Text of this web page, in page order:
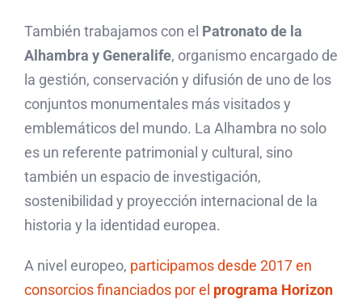
También trabajamos con el Patronato de la
Alhambra y Generalife, organismo encargado de
la gestión, conservación y difusión de uno de los
conjuntos monumentales más visitados y
emblemáticos del mundo. La Alhambra no solo
es un referente patrimonial y cultural, sino
también un espacio de investigación,
sostenibilidad y proyección internacional de la
historia y la identidad europea.
A nivel europeo, participamos desde 2017 en
consorcios financiados por el programa Horizon